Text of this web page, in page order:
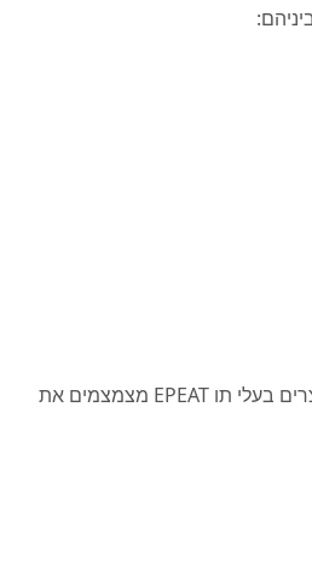
מוצרי אלקטרוניקה תורמים לפסולת רעילה ולצריכת אנרגיה אדירה. מוצרים בעלי תו EPEAT מצמצמים את